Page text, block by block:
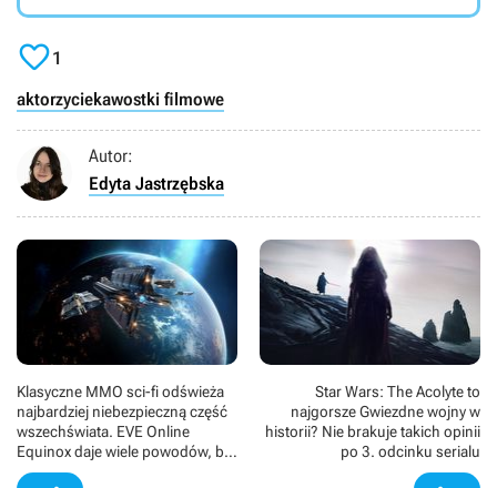
1
aktorzyciekawostki filmowe
Autor:
Edyta Jastrzębska
Klasyczne MMO sci-fi odświeża
najbardziej niebezpieczną część
wszechświata. EVE Online
Equinox daje wiele powodów, by
odwiedzić kosmiczną pustkę
Star Wars: The Acolyte to
najgorsze Gwiezdne wojny w
historii? Nie brakuje takich opinii
po 3. odcinku serialu